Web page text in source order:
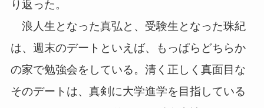
り返った。
浪人生となった真弘と、受験生となった珠紀
は、週末のデートといえば、もっぱらどちらか
の家で勉強会をしている。清く正しく真面目な
そのデートは、真剣に大学進学を目指している